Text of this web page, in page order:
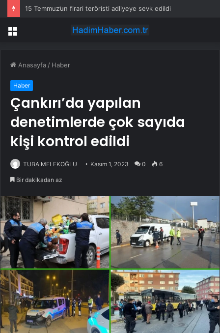
15 Temmuz’un firari teröristi adliyeye sevk edildi
Menü
Anasayfa / Haber
Haber
Çankırı’da yapılan
denetimlerde çok sayıda
kişi kontrol edildi
TUBA MELEKOĞLU Kasım 1, 2023 0 6
Bir dakikadan az